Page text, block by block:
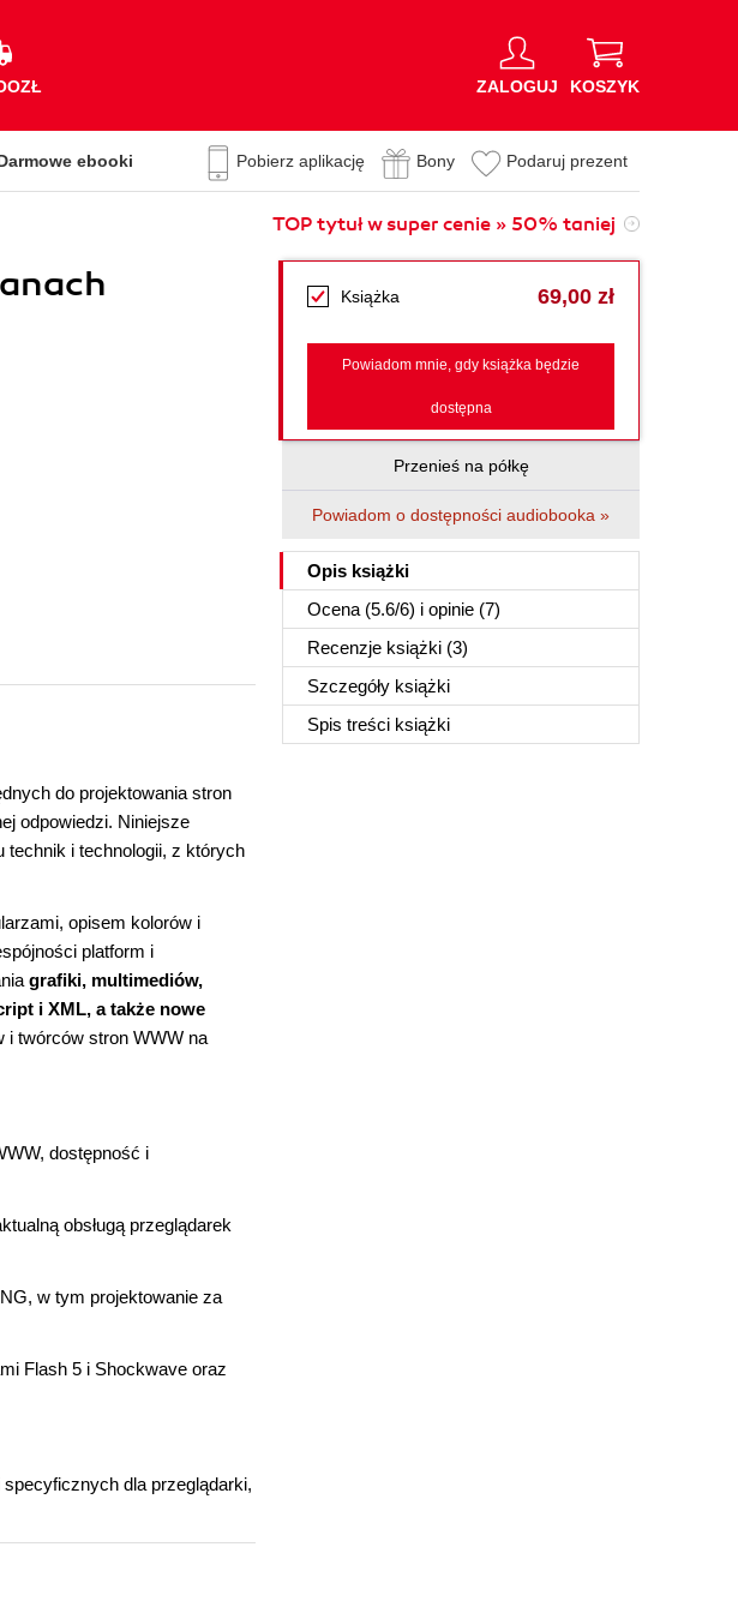
ZALOGUJ KOSZYK
ebooki Pobierz aplikację Bony Podaruj prezent
TOP tytuł w super cenie » 50% taniej
Książka 69,00 zł
Powiadom mnie, gdy książka będzie
dostępna
Przenieś na półkę
Powiadom o dostępności audiobooka »
Opis książki
Ocena (5.6/6) i opinie (7)
Recenzje książki (3)
Szczegóły książki
Spis treści książki
do projektowania stron
odpowiedzi. Niniejsze
technik i technologii, z których
opisem kolorów i
platform i
grafiki, multimediów,
i XML, a także nowe
i twórców stron WWW na
dostępność i
obsługą przeglądarek
w tym projektowanie za
Flash 5 i Shockwave oraz
dla przeglądarki,